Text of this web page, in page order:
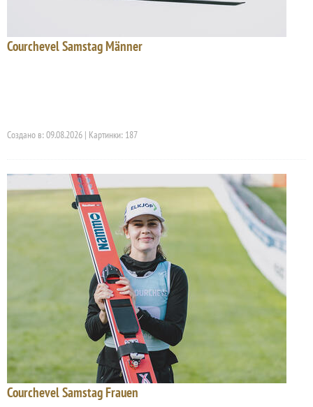
Courchevel Samstag Männer
Создано в: 09.08.2026 | Картинки: 187
Courchevel Samstag Frauen